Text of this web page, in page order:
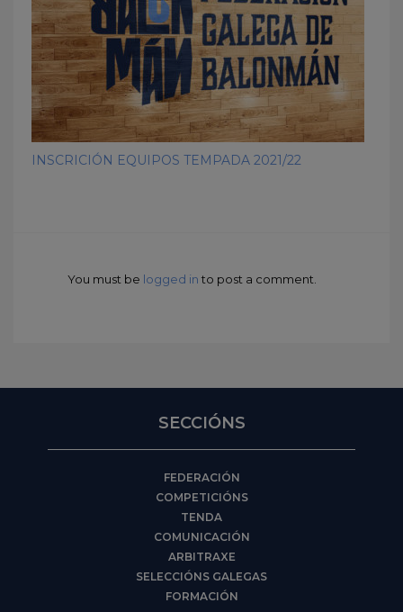
INSCRICIÓN EQUIPOS TEMPADA 2021/22
You must be logged in to post a comment.
SECCIÓNS
FEDERACIÓN
COMPETICIÓNS
TENDA
COMUNICACIÓN
ARBITRAXE
SELECCIÓNS GALEGAS
FORMACIÓN